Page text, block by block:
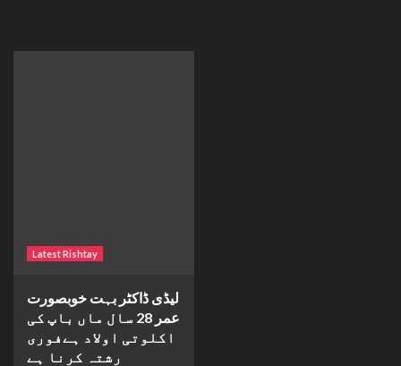
Latest Rishtay
لیڈی ڈاکٹر بہت خوبصورت
عمر 28 سال ماں باپ کی
اکلوتی اولاد ہےفوری
رشتہ کرنا ہے